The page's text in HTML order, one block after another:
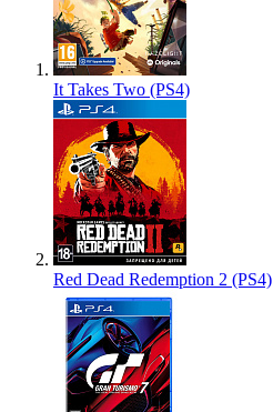
It Takes Two (PS4)
Red Dead Redemption 2 (PS4)